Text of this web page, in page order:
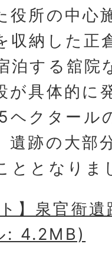
役所の中心
収納した正
泊する舘院
が具体的に
ヘクタール
遺跡の大部
ととなりま
】泉官衙
: 4.2MB)